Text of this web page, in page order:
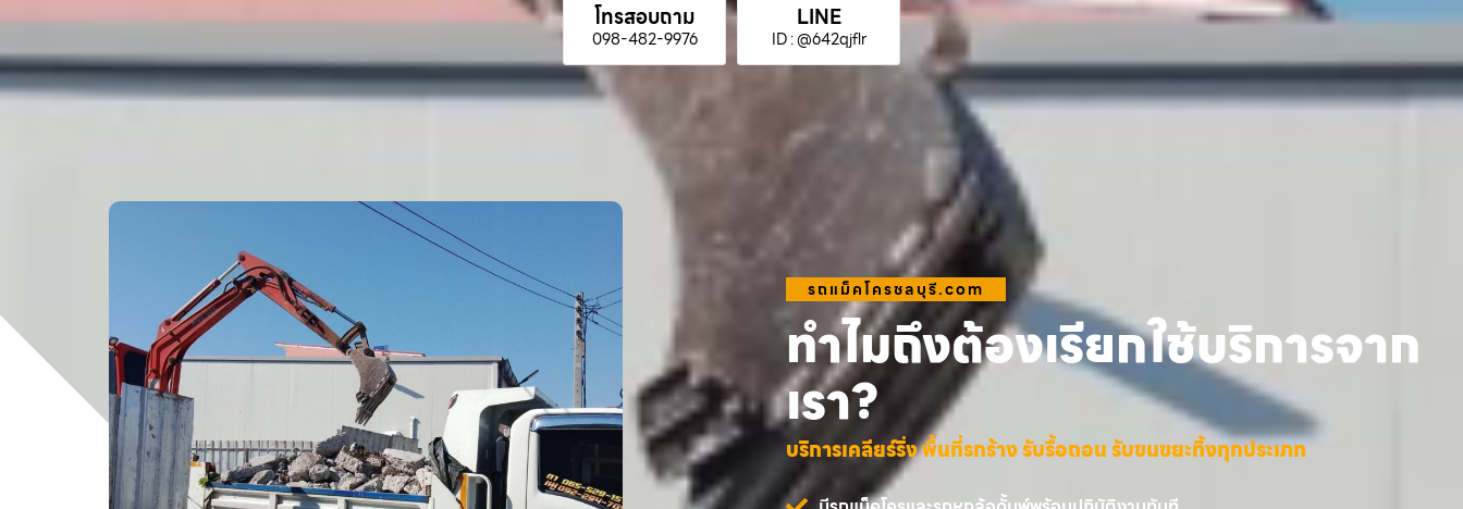
โทรสอบถาม
098-482-9976
LINE
ID : @642qjflr
รถแม็คโครชลบุรี.com
ทำไมถึงต้องเรียกใช้บริการจาก
เรา?
บริการเคลียร์ริ่ง พื้นที่รกร้าง รับรื้อถอน รับขนขยะทิ้งทุกประเภท